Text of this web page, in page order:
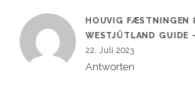
HOUVIG FÆSTNINGEN
WESTJÜTLAND GUIDE
22. Juli 2023
Antworten